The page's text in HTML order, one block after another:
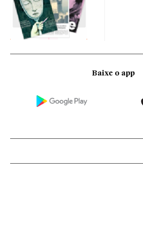
Baixe o app